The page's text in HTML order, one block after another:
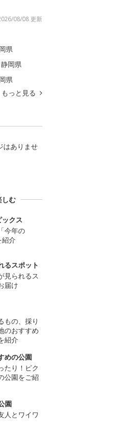
08/08 更新
県
岡県
県
もっと見る
はありませ
しむ
クス
今年の
介
るスポット
見られるス
届け
もの、採り
のおすすめ
紹介
めの公園
たり！ピク
公園をご紹
園
人とワイワ